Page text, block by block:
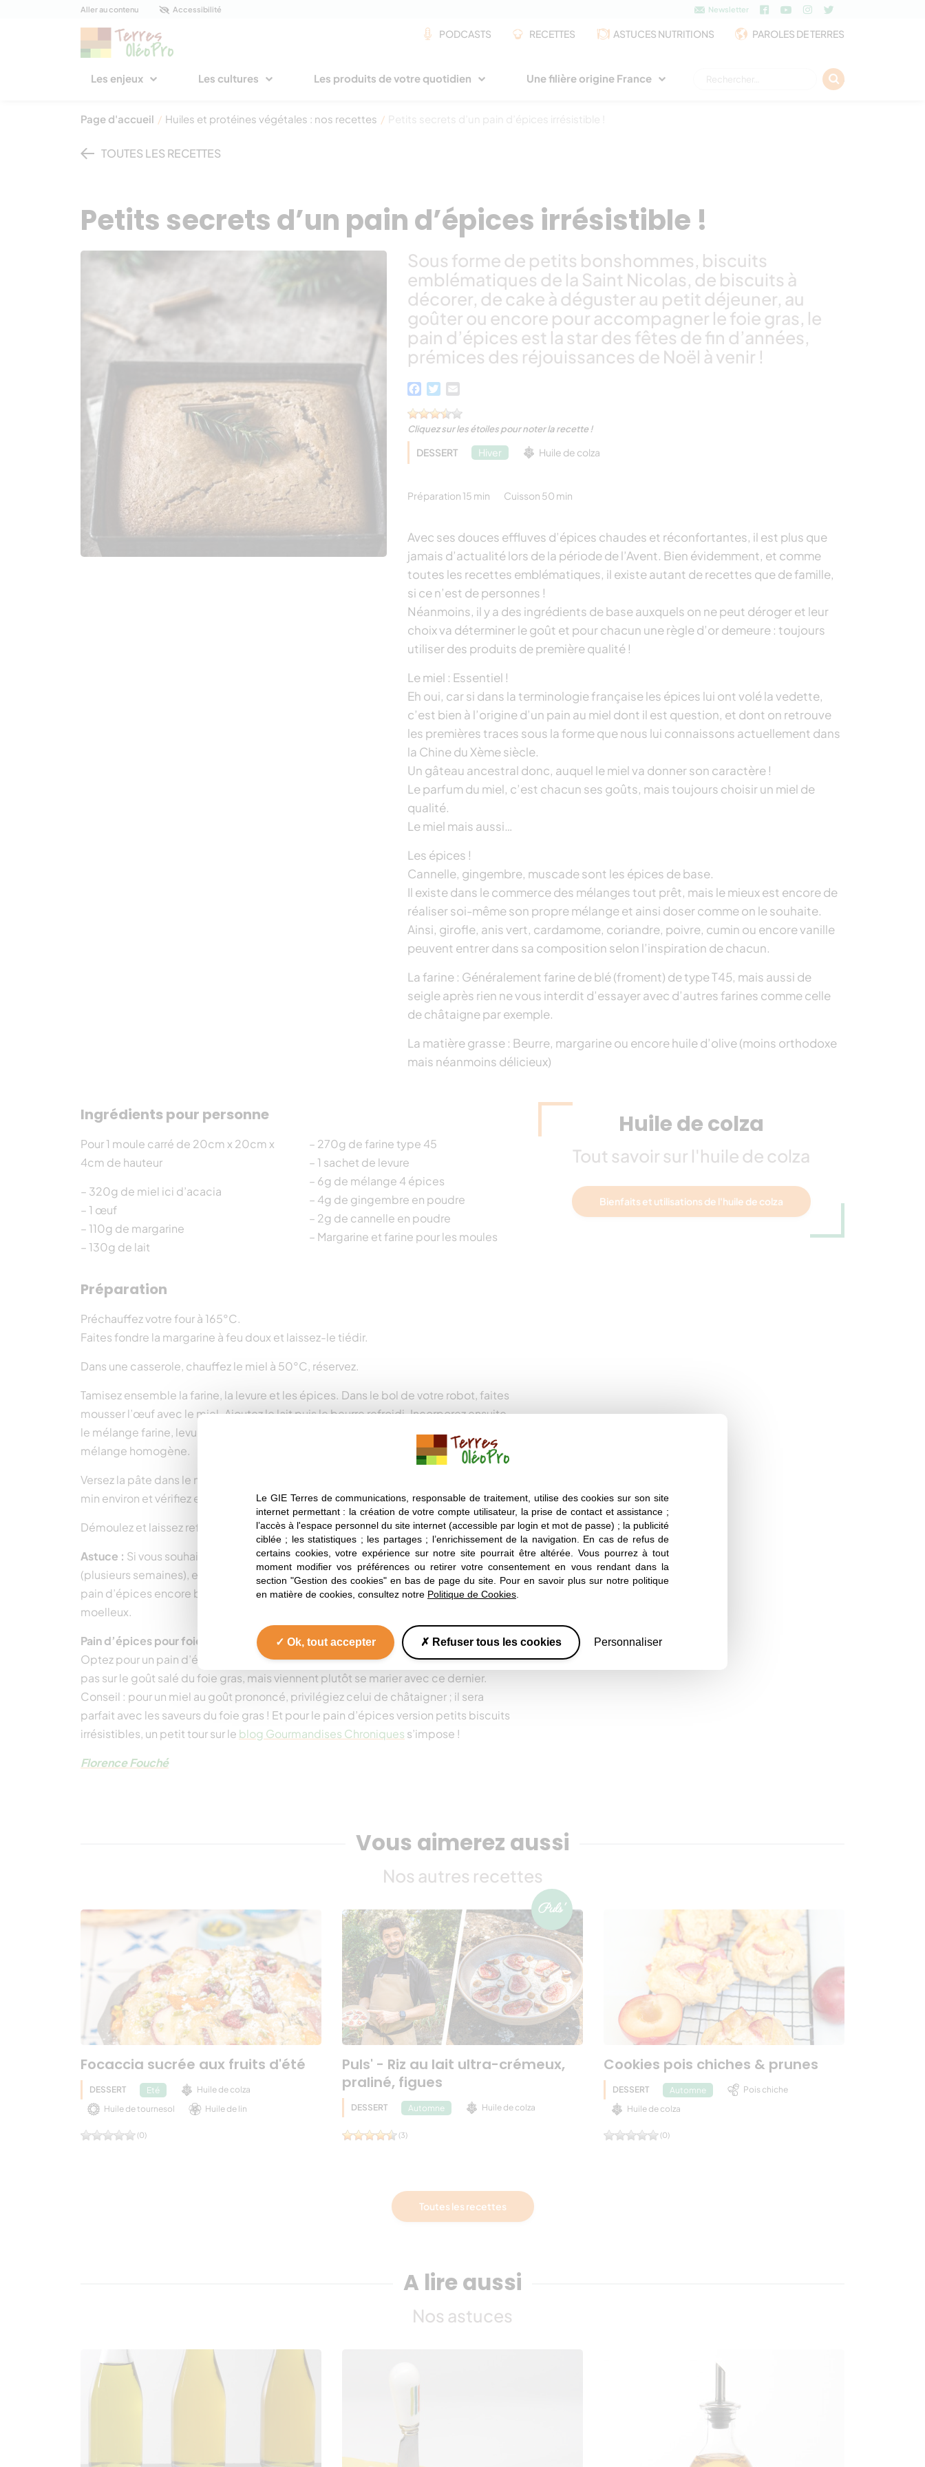
Panneau de gestion des cookies
Le GIE Terres de communications, responsable de traitement, utilise des cookies sur son site
internet permettant : la création de votre compte utilisateur, la prise de contact et assistance ;
l’accès à l'espace personnel du site internet (accessible par login et mot de passe) ; la publicité
ciblée ; les statistiques ; les partages ; l’enrichissement de la navigation. En cas de refus de
certains cookies, votre expérience sur notre site pourrait être altérée. Vous pourrez à tout
moment modifier vos préférences ou retirer votre consentement en vous rendant dans la
section "Gestion des cookies" en bas de page du site. Pour en savoir plus sur notre politique
en matière de cookies, consultez notre Politique de Cookies
Ok, tout accepter Refuser tous les cookies Personnaliser
Aller au contenu Accessibilité Newsletter
PODCASTS RECETTES ASTUCES NUTRITIONS PAROLES DE TERRES
Les enjeux Les cultures Les produits de votre quotidien Une filière origine France
Page d'accueil / Huiles et protéines végétales : nos recettes / Petits secrets d’un pain d’épices irrésistible !
TOUTES LES RECETTES
Petits secrets d’un pain d’épices irrésistible !
Sous forme de petits bonshommes, biscuits
emblématiques de la Saint Nicolas, de biscuits à
décorer, de cake à déguster au petit déjeuner, au
goûter ou encore pour accompagner le foie gras, le
pain d’épices est la star des fêtes de fin d’années,
prémices des réjouissances de Noël à venir !
Facebook
Twitter
Cliquez sur les étoiles pour noter la recette !
DESSERT Hiver Huile de colza
Préparation 15 min Cuisson 50 min
Avec ses douces effluves d’épices chaudes et réconfortantes, il est plus que
jamais d’actualité lors de la période de l’Avent. Bien évidemment, et comme
toutes les recettes emblématiques, il existe autant de recettes que de famille,
si ce n’est de personnes !
Néanmoins, il y a des ingrédients de base auxquels on ne peut déroger et leur
choix va déterminer le goût et pour chacun une règle d’or demeure : toujours
utiliser des produits de première qualité !
Le miel : Essentiel !
Eh oui, car si dans la terminologie française les épices lui ont volé la vedette,
c’est bien à l’origine d’un pain au miel dont il est question, et dont on retrouve
les premières traces sous la forme que nous lui connaissons actuellement dans
la Chine du Xème siècle.
Un gâteau ancestral donc, auquel le miel va donner son caractère !
Le parfum du miel, c’est chacun ses goûts, mais toujours choisir un miel de
qualité.
Le miel mais aussi…
Les épices !
Cannelle, gingembre, muscade sont les épices de base.
Il existe dans le commerce des mélanges tout prêt, mais le mieux est encore de
réaliser soi-même son propre mélange et ainsi doser comme on le souhaite.
Ainsi, girofle, anis vert, cardamome, coriandre, poivre, cumin ou encore vanille
peuvent entrer dans sa composition selon l’inspiration de chacun.
La farine : Généralement farine de blé (froment) de type T45, mais aussi de
seigle après rien ne vous interdit d’essayer avec d’autres farines comme celle
de châtaigne par exemple.
La matière grasse : Beurre, margarine ou encore huile d’olive (moins orthodoxe
mais néanmoins délicieux)
Ingrédients pour personne
Pour 1 moule carré de 20cm x 20cm x
4cm de hauteur
– 320g de miel ici d’acacia
– 1 œuf
– 110g de margarine
– 130g de lait
– 270g de farine type 45
– 1 sachet de levure
– 6g de mélange 4 épices
– 4g de gingembre en poudre
– 2g de cannelle en poudre
– Margarine et farine pour les moules
Préparation
Préchauffez votre four à 165°C.
Faites fondre la margarine à feu doux et laissez-le tiédir.
Dans une casserole, chauffez le miel à 50°C, réservez.
Tamisez ensemble la farine, la levure et les épices. Dans le bol de votre robot, faites
mousser l’œuf avec le miel. Ajoutez le lait puis le beurre refroidi. Incorporez ensuite
le mélange farine, levure épices et battez à nouveau jusqu’à l’obtention d’un
mélange homogène.
Versez la pâte dans le moule enduit de margarine et fariné. Enfournez pendant 50
min environ et vérifiez en cours de cuisson.
Démoulez et laissez refroidir sur une grille.
Astuce : Si vous souhaitez conserver votre pain d’épices sur une longue période
(plusieurs semaines), emballer-le dès sa sortie du four dans un papier cellophane. Le
pain d’épices encore brûlant va conserver son humidité qui lui garantira tout son
moelleux.
Pain d’épices pour foie gras :
Optez pour un pain d’épices moins sucré, pour que le goût du sucre ne prenne pas le
pas sur le goût salé du foie gras, mais viennent plutôt se marier avec ce dernier.
Conseil : pour un miel au goût prononcé, privilégiez celui de châtaigner ; il sera
parfait avec les saveurs du foie gras ! Et pour le pain d’épices version petits biscuits
irrésistibles, un petit tour sur le blog Gourmandises Chroniques s’impose !
Florence Fouché
Huile de colza
Tout savoir sur l'huile de colza
Bienfaits et utilisations de l'huile de colza
Vous aimerez aussi
Nos autres recettes
Focaccia sucrée aux fruits d'été
DESSERT Eté
Huile de colza
Huile de tournesol
Huile de lin
(0)
Puls' - Riz au lait ultra-crémeux,
praliné, figues
DESSERT Automne Huile de colza
(3)
Cookies pois chiches & prunes
DESSERT Automne
Pois chiche
Huile de colza
(0)
Toutes les recettes
A lire aussi
Nos astuces